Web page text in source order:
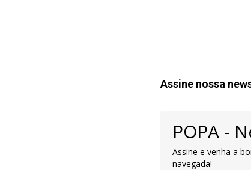
Assine nossa
POPA -
Assine e venha a
navegada!